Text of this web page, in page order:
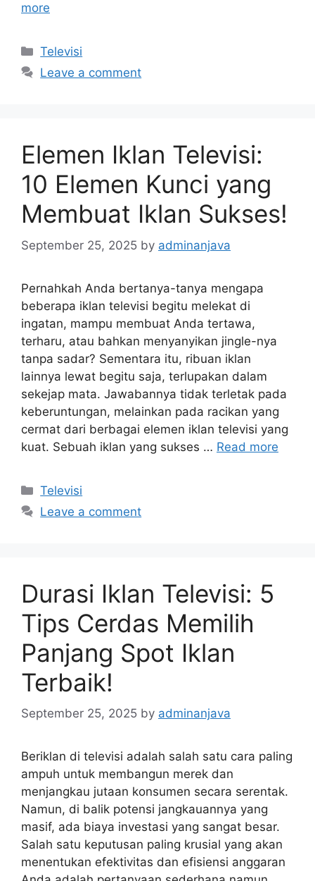
more
Categories
Televisi
Leave a comment
Elemen Iklan Televisi:
10 Elemen Kunci yang
Membuat Iklan Sukses!
September 25, 2025 by adminanjava
Pernahkah Anda bertanya-tanya mengapa
beberapa iklan televisi begitu melekat di
ingatan, mampu membuat Anda tertawa,
terharu, atau bahkan menyanyikan jingle-nya
tanpa sadar? Sementara itu, ribuan iklan
lainnya lewat begitu saja, terlupakan dalam
sekejap mata. Jawabannya tidak terletak pada
keberuntungan, melainkan pada racikan yang
cermat dari berbagai elemen iklan televisi yang
kuat. Sebuah iklan yang sukses … Read more
Categories
Televisi
Leave a comment
Durasi Iklan Televisi: 5
Tips Cerdas Memilih
Panjang Spot Iklan
Terbaik!
September 25, 2025 by adminanjava
Beriklan di televisi adalah salah satu cara paling
ampuh untuk membangun merek dan
menjangkau jutaan konsumen secara serentak.
Namun, di balik potensi jangkauannya yang
masif, ada biaya investasi yang sangat besar.
Salah satu keputusan paling krusial yang akan
menentukan efektivitas dan efisiensi anggaran